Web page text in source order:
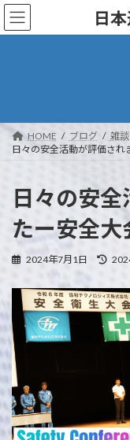
コ
ン
テ
ナ
ビ
ゲ
日
HOME ブログ
雑談
日々の安全活動が評価され
日々の安
たー安全大
2024年7月1日
最
新
日
時
: